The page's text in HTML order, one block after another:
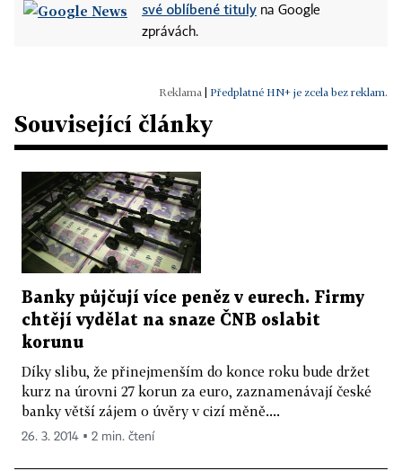
své oblíbené tituly na Google
zprávách.
Předplatné HN+ je zcela bez reklam.
Související články
Banky půjčují více peněz v eurech. Firmy
chtějí vydělat na snaze ČNB oslabit
korunu
Díky slibu, že přinejmenším do konce roku bude držet
kurz na úrovni 27 korun za euro, zaznamenávají české
banky větší zájem o úvěry v cizí měně....
26. 3. 2014 ▪ 2 min. čtení